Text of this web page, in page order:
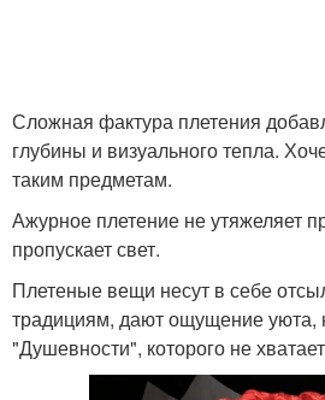
Сложная фактура плетения
глубины и визуального тепла.
таким предметам.
Ажурное плетение не утяжеляет
пропускает свет.
Плетеные вещи несут в себе
традициям, дают ощущение уюта,
"Душевности", которого не